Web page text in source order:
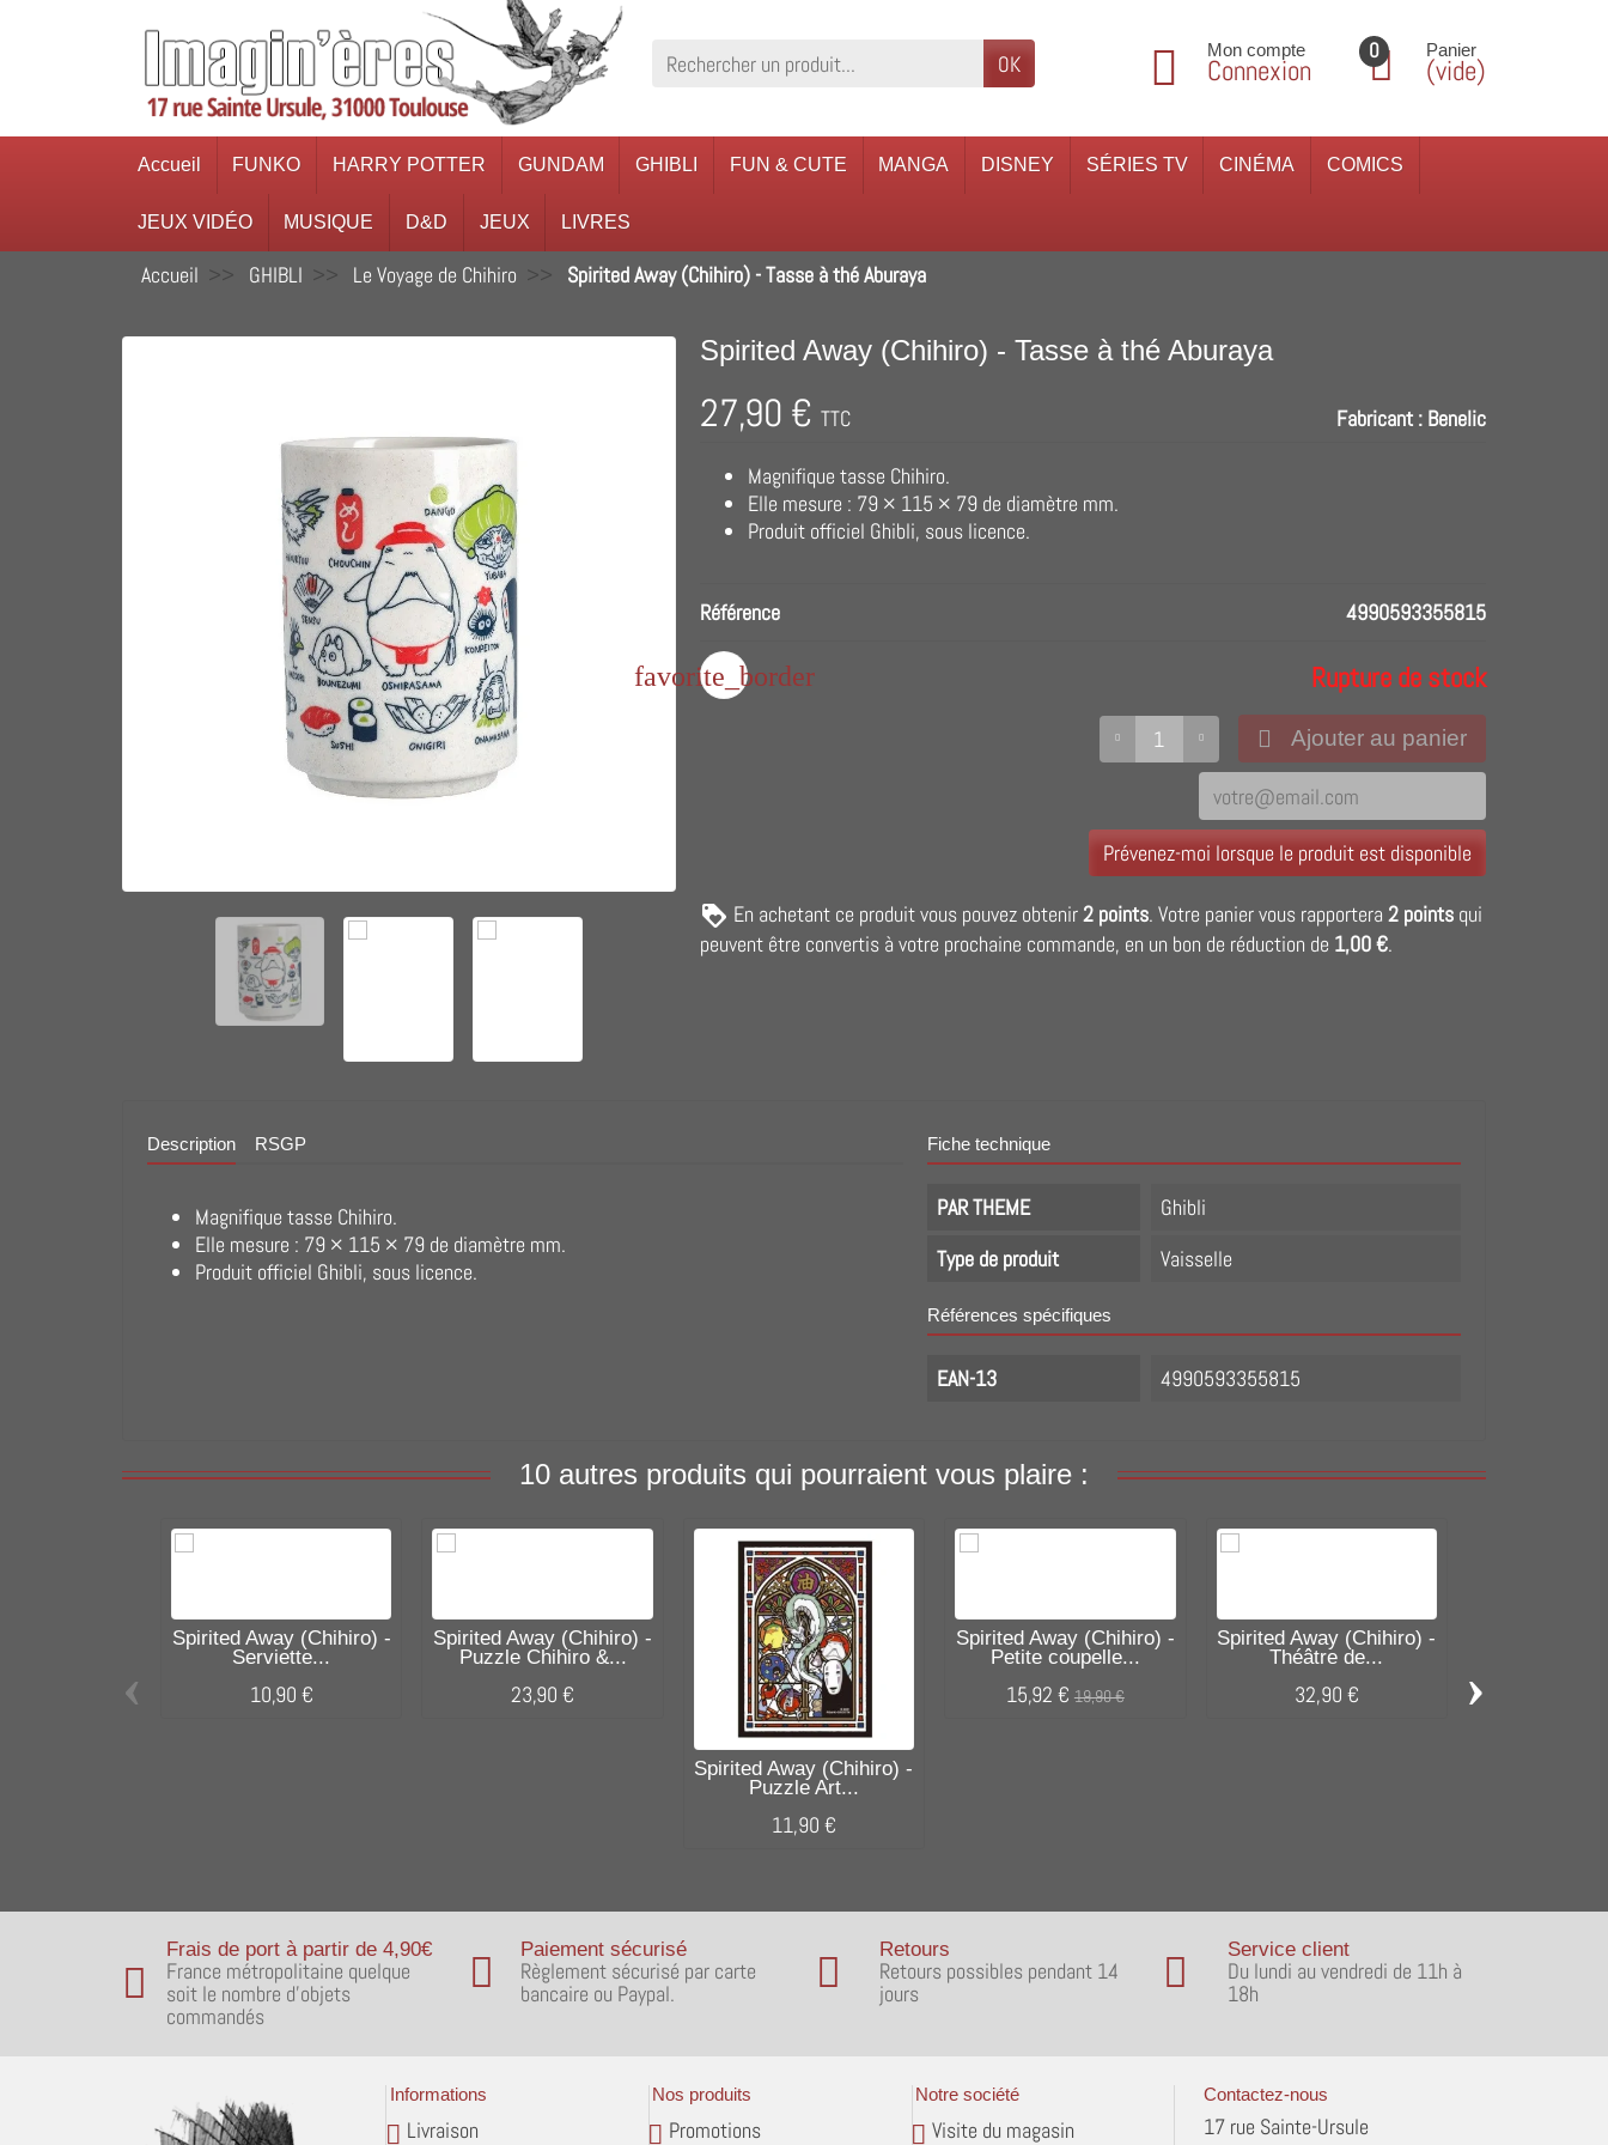
OK Mon compte
Connexion
0 Panier
(vide)
Accueil FUNKO HARRY POTTER GUNDAM GHIBLI FUN & CUTE MANGA DISNEY SÉRIES TV CINÉMA COMICS
JEUX VIDÉO MUSIQUE D&D JEUX LIVRES
Accueil GHIBLI Le Voyage de Chihiro Spirited Away (Chihiro) - Tasse à thé Aburaya
Spirited Away (Chihiro) - Tasse à thé Aburaya
Fabricant : Benelic
27,90 €TTC
Magnifique tasse Chihiro.
Elle mesure : 79 × 115 × 79 de diamètre mm.
Produit officiel Ghibli, sous licence.
Référence 4990593355815
Rupture de stock
Ajouter au panier
favorite_border
Prévenez-moi lorsque le produit est disponible
En achetant ce produit vous pouvez obtenir2 points. Votre panier vous rapportera2 points qui
peuvent être convertis à votre prochaine commande, en un bon de réduction de 1,00 €.
Description RSGP
Magnifique tasse Chihiro.
Elle mesure : 79 × 115 × 79 de diamètre mm.
Produit officiel Ghibli, sous licence.
Fiche technique
PAR THEME
Ghibli
Type de produit
Vaisselle
Références spécifiques
EAN-13 4990593355815
10 autres produits qui pourraient vous plaire :
Spirited Away (Chihiro) -
Serviette...
10,90 €
Spirited Away (Chihiro) -
Puzzle Chihiro &...
23,90 €
Spirited Away (Chihiro) -
Puzzle Art...
11,90 €
Spirited Away (Chihiro) -
Petite coupelle...
15,92 € 19,90 €
Spirited Away (Chihiro) -
Théâtre de...
32,90 €
‹ ›
Frais de port à partir de 4,90€
France métropolitaine quelque
soit le nombre d'objets
commandés
Paiement sécurisé
Règlement sécurisé par carte
bancaire ou Paypal.
Retours
Retours possibles pendant 14
jours
Service client
Du lundi au vendredi de 11h à
18h
Informations
Livraison
Nos produits
Promotions
Notre société
Visite du magasin
Contactez-nous
17 rue Sainte-Ursule